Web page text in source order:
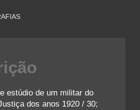
estúdio de um militar do
dos anos 1920 / 30;